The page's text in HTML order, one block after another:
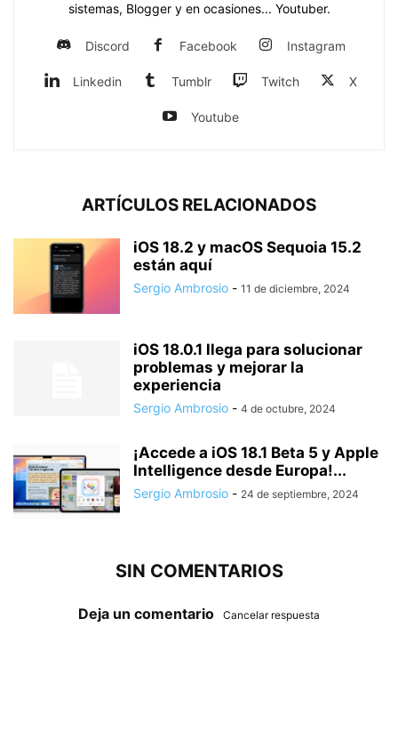
sistemas, Blogger y en ocasiones... Youtuber.
Discord Facebook Instagram
Linkedin Tumblr Twitch X
Youtube
ARTÍCULOS RELACIONADOS
iOS 18.2 y macOS Sequoia 15.2
están aquí
Sergio Ambrosio - 11 de diciembre, 2024
iOS 18.0.1 llega para solucionar
problemas y mejorar la
experiencia
Sergio Ambrosio - 4 de octubre, 2024
¡Accede a iOS 18.1 Beta 5 y Apple
Intelligence desde Europa!...
Sergio Ambrosio - 24 de septiembre, 2024
SIN COMENTARIOS
Deja un comentario Cancelar respuesta